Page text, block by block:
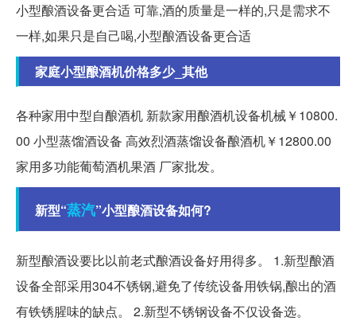
小型酿酒设备更合适 可靠,酒的质量是一样的,只是需求不
一样,如果只是自己喝,小型酿酒设备更合适
家庭小型酿酒机价格多少_其他
各种家用中型自酿酒机 新款家用酿酒机设备机械￥10800.
00 小型蒸馏酒设备 高效烈酒蒸馏设备酿酒机￥12800.00
家用多功能葡萄酒机果酒 厂家批发。
新型“蒸汽”小型酿酒设备如何?
新型酿酒设要比以前老式酿酒设备好用得多。 1.新型酿酒
设备全部采用304不锈钢,避免了传统设备用铁锅,酿出的酒
有铁锈腥味的缺点。 2.新型不锈钢设备不仅设备选。